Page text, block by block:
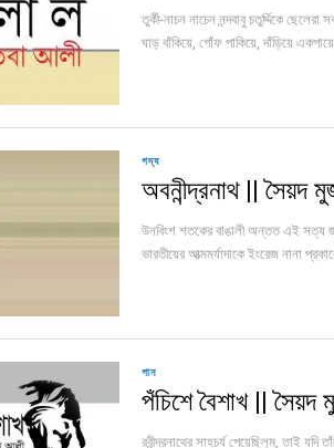
তুর্কী-নাচন নাচেন নন্দবাবু চতুর্দ্দিকে
ঘাড় বাঁকিয়ে, গোঁফ পাকিয়ে, দাঁড়িয়ে
গদ্য
অবনীন্দ্রনাথ || সৈয়দ
উনবিংশ শতকের বাঙালী অন্তত এই সত্য
ভারতীয়ের আত্মমর্যাদাকে ইংরেজ নানা
গান
পঁচিশে বৈশাখ ||
রবীন্দ্রনাথের সাহচর্য পেয়েছিলুম, তাই